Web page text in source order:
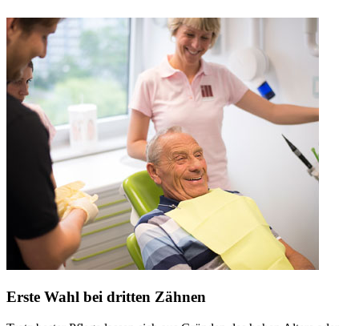
Erste Wahl bei dritten Zähnen